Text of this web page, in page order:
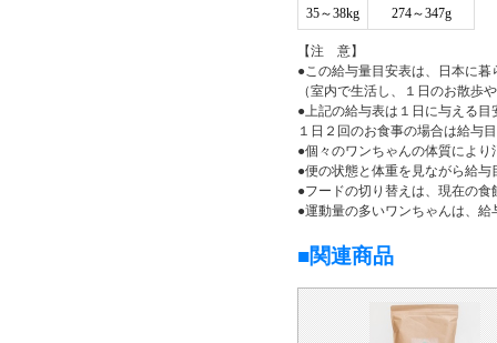
35～38kg 274～347g
【注 意】
●この給与量目安表は、日本に
（室内で生活し、１日のお散歩
●上記の給与表は１日に与える目
１日２回のお食事の場合は給与
●個々のワンちゃんの体質によ
●便の状態と体重を見ながら給
●フードの切り替えは、現在の
●運動量の多いワンちゃんは、
■関連商品